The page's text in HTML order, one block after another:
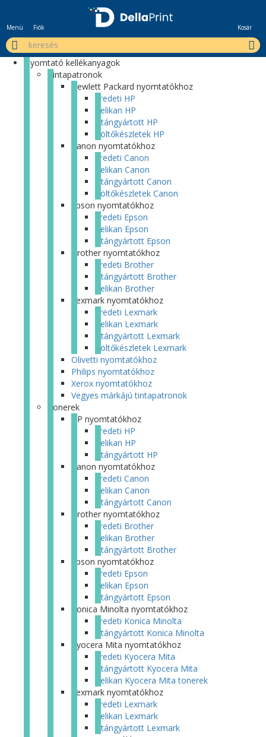
Menü Fiók Kosár
Nyomtató kellékanyagok
Tintapatronok
Hewlett Packard nyomtatókhoz
Eredeti HP
Pelikan HP
Utángyártott HP
Töltőkészletek HP
Canon nyomtatókhoz
Eredeti Canon
Pelikan Canon
Utángyártott Canon
Töltőkészletek Canon
Epson nyomtatókhoz
Eredeti Epson
Pelikan Epson
Utángyártott Epson
Brother nyomtatókhoz
Eredeti Brother
Utángyártott Brother
Pelikan Brother
Lexmark nyomtatókhoz
Eredeti Lexmark
Pelikan Lexmark
Utángyártott Lexmark
Töltőkészletek Lexmark
Olivetti nyomtatókhoz
Philips nyomtatókhoz
Xerox nyomtatókhoz
Vegyes márkájú tintapatronok
Tonerek
HP nyomtatókhoz
Eredeti HP
Pelikan HP
Utángyártott HP
Canon nyomtatókhoz
Eredeti Canon
Pelikan Canon
Utángyártott Canon
Brother nyomtatókhoz
Eredeti Brother
Pelikan Brother
Utángyártott Brother
Epson nyomtatókhoz
Eredeti Epson
Pelikan Epson
Utángyártott Epson
Konica Minolta nyomtatókhoz
Eredeti Konica Minolta
Utángyártott Konica Minolta
Kyocera Mita nyomtatókhoz
Eredeti Kyocera Mita
Utángyártott Kyocera Mita
Pelikan Kyocera Mita tonerek
Lexmark nyomtatókhoz
Eredeti Lexmark
Pelikan Lexmark
Utángyártott Lexmark